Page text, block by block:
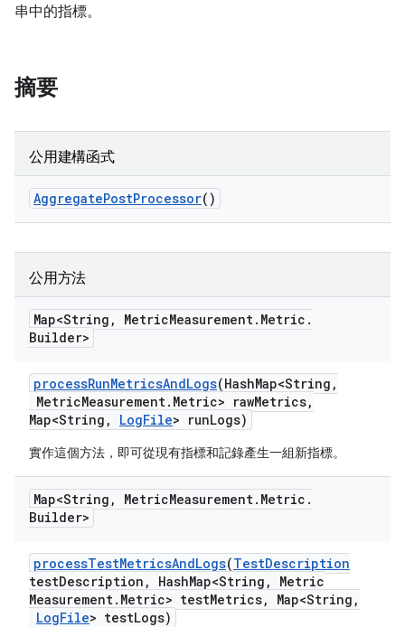
串中的指標。
摘要
公用建構函式
AggregatePostProcessor()
公用方法
Map<String , MetricMeasurement. Metric .
Builder>
processRunMetricsAndLogs(HashMap<String ,
MetricMeasurement. Metric> rawMetrics,
Map<String , LogFile> runLogs)
實作這個方法，即可從現有指標和記錄產生一組新指標。
Map<String , MetricMeasurement. Metric .
Builder>
processTestMetricsAndLogs(TestDescription
testDescription , HashMap<String ,
Metric
Measurement. Metric> testMetrics, Map<String ,
LogFile> testLogs)